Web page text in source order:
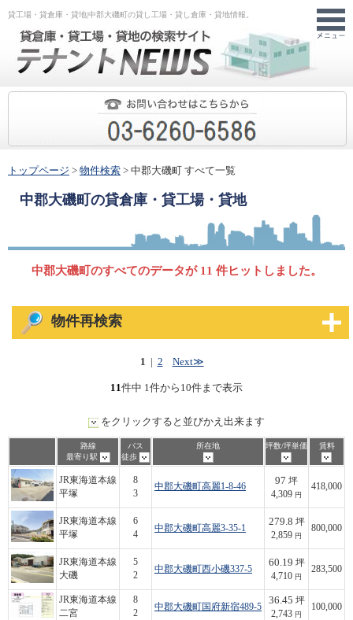
貸工場・貸倉庫・貸地|中郡大磯町の貸し工場・貸し倉庫・貸地情報。
トップページ > 物件検索 > 中郡大磯町 すべて一覧
中郡大磯町 の貸倉庫・貸工場・貸地
中郡大磯町のすべてのデータが 11 件ヒットしました。
1 2 Next≫
11件中 1件から10件まで表示
をクリックすると並びかえ出来ます
路線
最寄り駅
バス
徒歩
所在地 坪数/坪単価 賃料
JR東海道本線
平塚
8
3
中郡大磯町高麗1-8-46
97 坪
4,309 円
418,000
JR東海道本線
平塚
6
4
中郡大磯町高麗3-35-1
279.8 坪
2,859 円
800,000
JR東海道本線
大磯
5
2
中郡大磯町西小磯337-5
60.19 坪
4,710 円
283,500
JR東海道本線
二宮
8
2
中郡大磯町国府新宿489-5
36.45 坪
2,743 円
100,000
物件再検索